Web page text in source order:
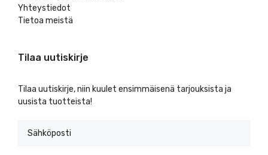
Yhteystiedot
Tietoa meistä
Tilaa uutiskirje
Tilaa uutiskirje, niin kuulet ensimmäisenä tarjouksista ja
uusista tuotteista!